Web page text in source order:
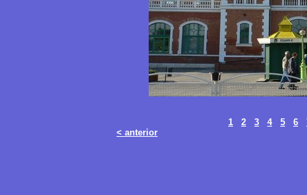
< anterior
1 2 3 4 5 6